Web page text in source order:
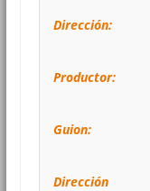
Dirección:
Productor:
Guion:
Dirección